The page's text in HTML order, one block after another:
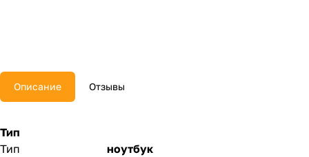
Описание Отзывы
Тип
Тип
ноутбук